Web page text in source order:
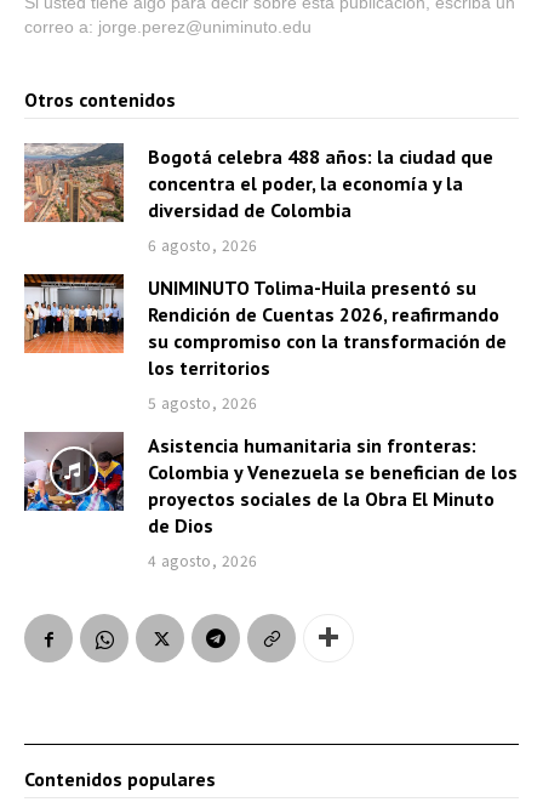
correo a: jorge.perez@uniminuto.edu
Otros contenidos
Bogotá celebra 488 años: la ciudad que
concentra el poder, la economía y la
diversidad de Colombia
6 agosto, 2026
UNIMINUTO Tolima-Huila presentó su
Rendición de Cuentas 2026, reafirmando
su compromiso con la transformación de
los territorios
5 agosto, 2026
Asistencia humanitaria sin fronteras:
Colombia y Venezuela se benefician de los
proyectos sociales de la Obra El Minuto
de Dios
4 agosto, 2026
Contenidos populares